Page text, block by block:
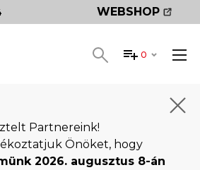
WEBSHOP
0
Partnereink!
Önöket, hogy
2026. augusztus 8-án